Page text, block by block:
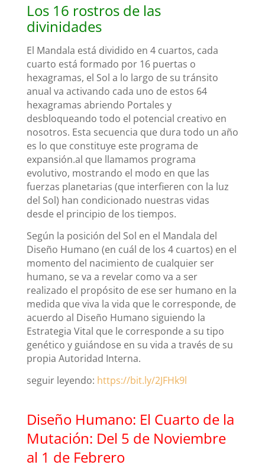
Los 16 rostros de las
divinidades
El Mandala está dividido en 4 cuartos, cada
cuarto está formado por 16 puertas o
hexagramas, el Sol a lo largo de su tránsito
anual va activando cada uno de estos 64
hexagramas abriendo Portales y
desbloqueando todo el potencial creativo en
nosotros. Esta secuencia que dura todo un año
es lo que constituye este programa de
expansión.al que llamamos programa
evolutivo, mostrando el modo en que las
fuerzas planetarias (que interfieren con la luz
del Sol) han condicionado nuestras vidas
desde el principio de los tiempos.
Según la posición del Sol en el Mandala del
Diseño Humano (en cuál de los 4 cuartos) en el
momento del nacimiento de cualquier ser
humano, se va a revelar como va a ser
realizado el propósito de ese ser humano en la
medida que viva la vida que le corresponde, de
acuerdo al Diseño Humano siguiendo la
Estrategia Vital que le corresponde a su tipo
genético y guiándose en su vida a través de su
propia Autoridad Interna.
seguir leyendo: https://bit.ly/2JFHk9l
Diseño Humano: El Cuarto de la
Mutación: Del 5 de Noviembre
al 1 de Febrero